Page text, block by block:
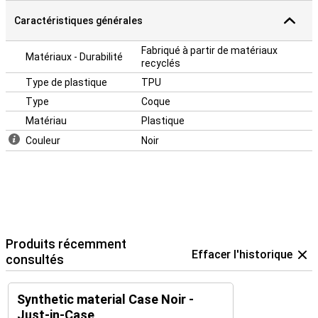
Caractéristiques générales
Matériaux - Durabilité
Fabriqué à partir de matériaux
recyclés
Type de plastique
TPU
Type
Coque
Matériau
Plastique
Couleur
Noir
Produits récemment
consultés
Effacer l'historique
Synthetic material Case Noir -
Just-in-Case